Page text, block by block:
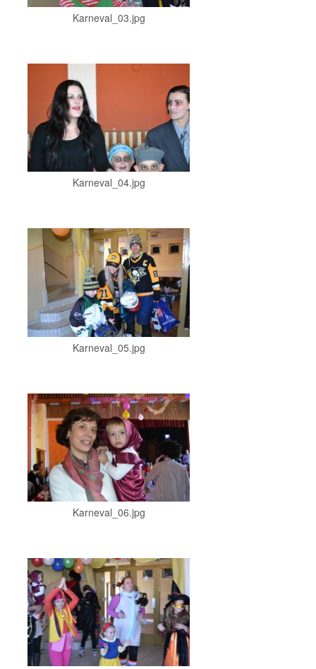
Karneval_03.jpg
Karneval_04.jpg
Karneval_05.jpg
Karneval_06.jpg